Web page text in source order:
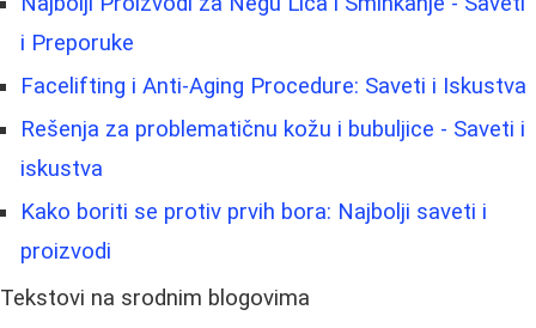
i Preporuke
Facelifting i Anti-Aging Procedure: Saveti i Iskustva
Rešenja za problematičnu kožu i bubuljice - Saveti i
iskustva
Kako boriti se protiv prvih bora: Najbolji saveti i
proizvodi
Tekstovi na srodnim blogovima